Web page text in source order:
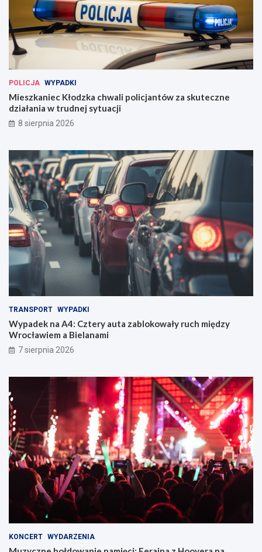
POLICJA WYPADKI
Mieszkaniec Kłodzka chwali policjantów za skuteczne
działania w trudnej sytuacji
8 sierpnia 2026
TRANSPORT WYPADKI
Wypadek na A4: Cztery auta zablokowały ruch między
Wrocławiem a Bielanami
7 sierpnia 2026
KONCERT WYDARZENIA